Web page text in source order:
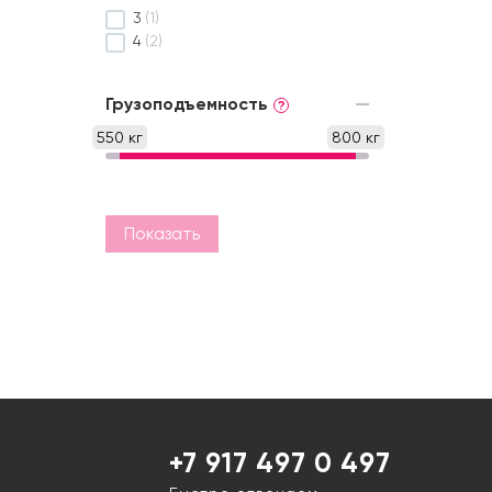
3 (1)
4 (2)
Грузоподъемность ?
550 кг 800 кг
Показать
+7 917 497 0 497